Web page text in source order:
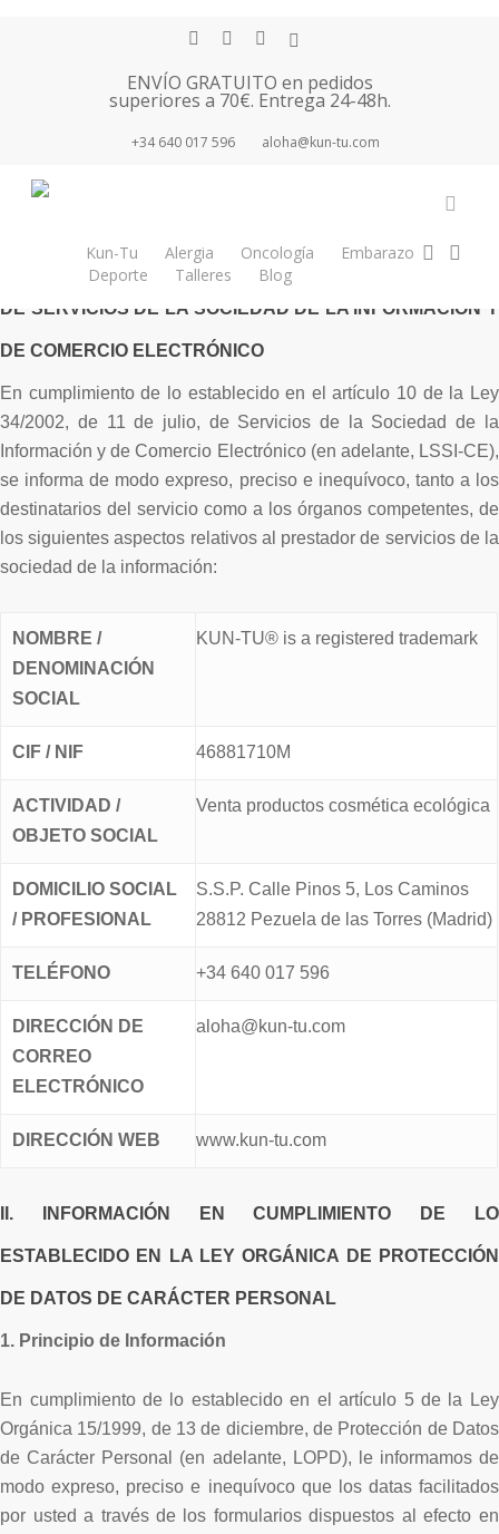
facebookyoutubeinstagram
tiktok
ENVÍO GRATUITO en pedidos
superiores a 70€. Entrega 24-48h.
+34 640 017 596 aloha@kun-tu.com
Kun-Tu Alergia Oncología
Embarazo
Deporte
Talleres Blog
search
LO ESTABLECIDO EN LA LEY 34/2002, DE 11 DE JULIO,
DE SERVICIOS DE LA SOCIEDAD DE LA INFORMACIÓN Y
DE COMERCIO ELECTRÓNICO
En cumplimiento de lo establecido en el artículo 10 de la Ley
34/2002, de 11 de julio, de Servicios de la Sociedad de la
Información y de Comercio Electrónico (en adelante, LSSI-CE),
se informa de modo expreso, preciso e inequívoco, tanto a los
destinatarios del servicio como a los órganos competentes, de
los siguientes aspectos relativos al prestador de servicios de la
sociedad de la información:
NOMBRE /
DENOMINACIÓN
SOCIAL
KUN-TU® is a registered trademark
CIF / NIF 46881710M
ACTIVIDAD /
OBJETO SOCIAL
Venta productos cosmética ecológica
DOMICILIO SOCIAL
/ PROFESIONAL
S.S.P. Calle Pinos 5, Los Caminos
28812 Pezuela de las Torres (Madrid)
TELÉFONO +34 640 017 596
DIRECCIÓN DE
CORREO
ELECTRÓNICO
aloha@kun-tu.com
DIRECCIÓN WEB www.kun-tu.com
II. INFORMACIÓN EN CUMPLIMIENTO DE LO
ESTABLECIDO EN LA LEY ORGÁNICA DE PROTECCIÓN
DE DATOS DE CARÁCTER PERSONAL
1. Principio de Información
En cumplimiento de lo establecido en el artículo 5 de la Ley
Orgánica 15/1999, de 13 de diciembre, de Protección de Datos
de Carácter Personal (en adelante, LOPD), le informamos de
modo expreso, preciso e inequívoco que los datas facilitados
por usted a través de los formularios dispuestos al efecto en